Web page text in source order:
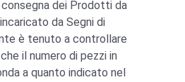
dei Prodotti da
da Segni di
è tenuto a controllare
il numero di pezzi in
a quanto indicato nel